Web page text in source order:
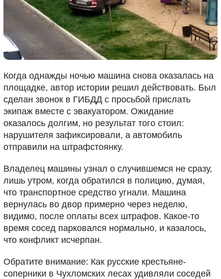
Когда однажды ночью машина снова оказалась на
площадке, автор истории решил действовать. Был
сделан звонок в ГИБДД с просьбой прислать
экипаж вместе с эвакуатором. Ожидание
оказалось долгим, но результат того стоил:
нарушителя зафиксировали, а автомобиль
отправили на штрафстоянку.
Владелец машины узнал о случившемся не сразу,
лишь утром, когда обратился в полицию, думая,
что транспортное средство угнали. Машина
вернулась во двор примерно через неделю,
видимо, после оплаты всех штрафов. Какое-то
время сосед парковался нормально, и казалось,
что конфликт исчерпан.
Обратите внимание: Как русские крестьяне-
соперники в Чухломских лесах удивляли соседей